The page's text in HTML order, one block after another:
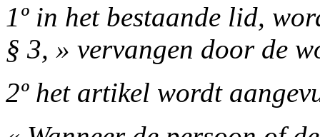
1º in het bestaande lid,
§ 3, » vervangen door de
2º het artikel wordt